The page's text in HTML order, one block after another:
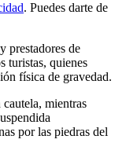
. Puedes darte de
prestadores de
turistas, quienes
física de gravedad.
mientras
por las piedras del